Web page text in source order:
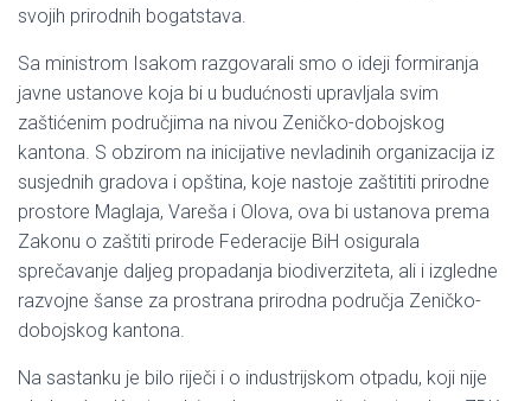
svojih prirodnih bogatstava.
Sa ministrom Isakom razgovarali smo o ideji formiranja
javne ustanove koja bi u budućnosti upravljala svim
zaštićenim područjima na nivou Zeničko-dobojskog
kantona. S obzirom na inicijative nevladinih organizacija iz
susjednih gradova i opština, koje nastoje zaštititi prirodne
prostore Maglaja, Vareša i Olova, ova bi ustanova prema
Zakonu o zaštiti prirode Federacije BiH osigurala
sprečavanje daljeg propadanja biodiverziteta, ali i izgledne
razvojne šanse za prostrana prirodna područja Zeničko-
dobojskog kantona.
Na sastanku je bilo riječi i o industrijskom otpadu, koji nije